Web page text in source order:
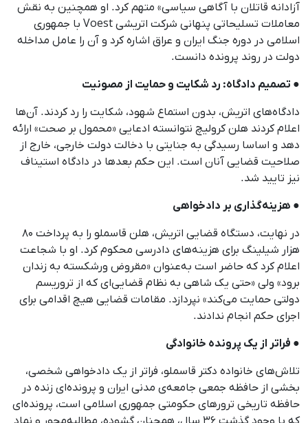
آزادانه قاتلان با آگاهی سیاسی» متهم کرد. او همچنین به نقش
معاملات تسلیحاتی پنهانی شرکت اتریشی Voest با جمهوری
اسلامی در دوره جنگ ایران و عراق اشاره کرد و آن را عامل مداخله
دولت در روند پرونده دانست.
● تصمیم دادگاه: رد شکایت و حمایت از مصونیت
دادگاه‌های اتریش، بدون استماع شهود، شکایت را رد کردند. آن‌ها
اعلام کردند هلن کرولیچ نتوانسته ادعایی «محمول بر صحت» ارائه
دهد و اساسا رسیدگی به جنایتی با دخالت دولت خارجی، خارج از
صلاحیت قضایی آنان است. این حکم بعدها در دادگاه استیناف
نیز تایید شد.
● هزینه‌گذاری بر دادخواهی
در نهایت، دستگاه قضایی اتریش، هلن قاسملو را به پرداخت ۸۰
هزار شیلینگ برای هزینه‌های دادرسی محکوم کرد. او با شجاعت
اعلام کرد که حاضر است به‌عنوان «مقروض ورشکسته به زندان
برود» ولی «حتی یک شاهی به نظام قضایی‌ای که از تروریسم
دولتی حمایت می‌کند» نپردازد. مقامات قضایی هیچ اقدامی برای
اجرای حکم انجام ندادند.
● فراتر از یک پرونده خانوادگی
تلاش‌های خانواده دکتر قاسملو، فراتر از یک دادخواهی شخصی،
بخشی از حافظه جمعی جامعه‌ی مدنی ایران و پرونده‌ای زنده در
حافظه تاریخی ترورهای حکومتی جمهوری اسلامی است، پرونده‌ای